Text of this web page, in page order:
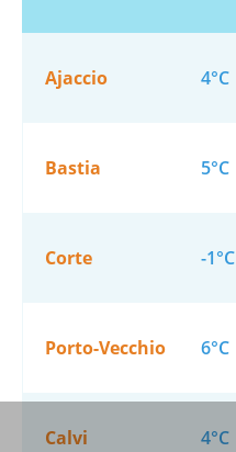
Ajaccio 4°C
Bastia 5°C
Corte -1°C
Porto-Vecchio 6°C
Calvi 4°C